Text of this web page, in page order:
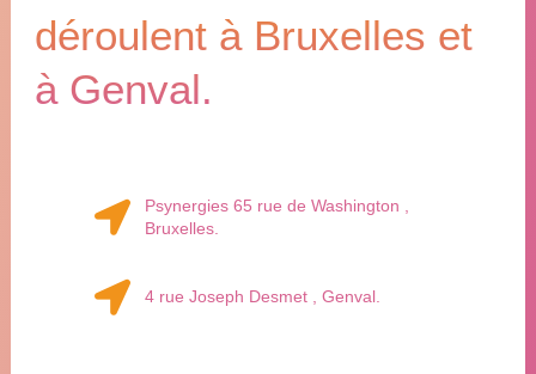
déroulent à Bruxelles et
à Genval.
Psynergies 65 rue de Washington ,
Bruxelles.
4 rue Joseph Desmet , Genval.